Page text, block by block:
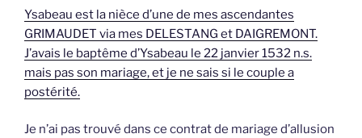
Ysabeau est la nièce d’une de mes ascendantes
GRIMAUDET via mes DELESTANG et DAIGREMONT.
J’avais le baptême d’Ysabeau le 22 janvier 1532 n.s.
mais pas son mariage, et je ne sais si le couple a
postérité.
Je n’ai pas trouvé dans ce contrat de mariage d’allusion